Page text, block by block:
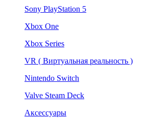
Sony PlayStation 5
Xbox One
Xbox Series
VR ( Виртуальная реальность )
Nintendo Switch
Valve Steam Deck
Аксессуары